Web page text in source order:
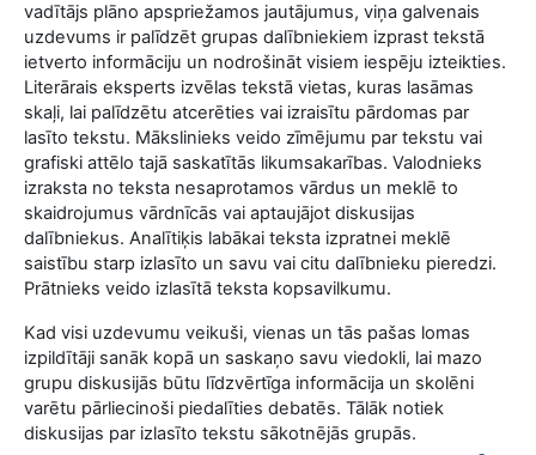
vadītājs plāno apspriežamos jautājumus, viņa galvenais
uzdevums ir palīdzēt grupas dalībniekiem izprast tekstā
ietverto informāciju un nodrošināt visiem iespēju izteikties.
Literārais eksperts izvēlas tekstā vietas, kuras lasāmas
skaļi, lai palīdzētu atcerēties vai izraisītu pārdomas par
lasīto tekstu. Mākslinieks veido zīmējumu par tekstu vai
grafiski attēlo tajā saskatītās likumsakarības. Valodnieks
izraksta no teksta nesaprotamos vārdus un meklē to
skaidrojumus vārdnīcās vai aptaujājot diskusijas
dalībniekus. Analītiķis labākai teksta izpratnei meklē
saistību starp izlasīto un savu vai citu dalībnieku pieredzi.
Prātnieks veido izlasītā teksta kopsavilkumu.
Kad visi uzdevumu veikuši, vienas un tās pašas lomas
izpildītāji sanāk kopā un saskaņo savu viedokli, lai mazo
grupu diskusijās būtu līdzvērtīga informācija un skolēni
varētu pārliecinoši piedalīties debatēs. Tālāk notiek
diskusijas par izlasīto tekstu sākotnējās grupās.